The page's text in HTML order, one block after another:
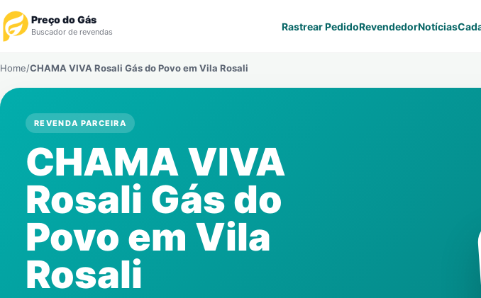
Preço do Gás
Buscador de revendas Rastrear PedidoRevendedorNotícias
Revendedor
Notícias
Cadastre-se
Gás
Contatos
Home/CHAMA VIVA Rosali Gás do Povo em Vila Rosali
REVENDA PARCEIRA
CHAMA VIVA
Rosali Gás do
Povo em Vila
Rosali